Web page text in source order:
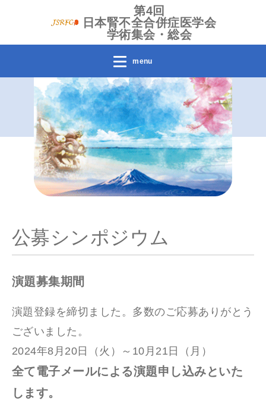
第4回
日本腎不全合併症医学会
学術集会・総会
menu
公募シンポジウム
演題募集期間
演題登録を締切ました。多数のご応募ありがとう
ございました。
2024年8月20日（火）～10月21日（月）
全て電子メールによる演題申し込みといた
します。